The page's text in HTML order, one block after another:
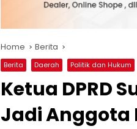
Home Berita
Berita Daerah Politik dan Hukum
Ketua DPRD
Jadi Anggota